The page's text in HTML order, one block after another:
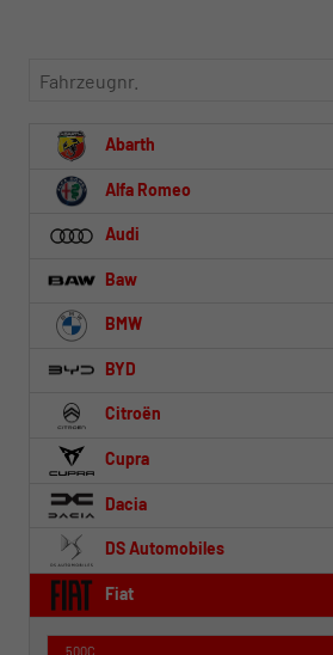
Fahrzeugnr.
Abarth
Alfa Romeo
Audi
Baw
BMW
BYD
Citroën
Cupra
Dacia
DS Automobiles
Fiat
500C